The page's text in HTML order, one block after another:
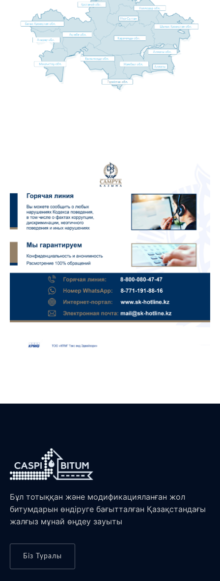
Бұл тотыққан және модификацияланған жол
битумдарын өндіруге бағытталған Қазақстандағы
жалғыз мұнай өңдеу зауыты
Біз Туралы